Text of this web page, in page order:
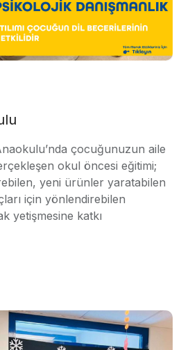
çocuğunuzun aile
okul öncesi eğitimi;
yeni ürünler yaratabilen
için yönlendirebilen
yetişmesine katkı